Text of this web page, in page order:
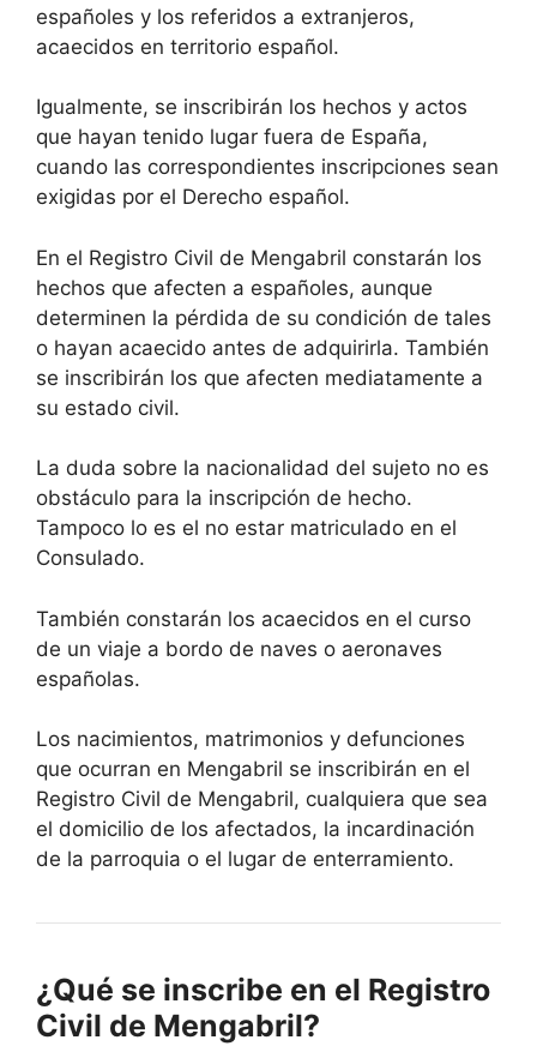
españoles y los referidos a extranjeros,
acaecidos en territorio español.
Igualmente, se inscribirán los hechos y actos
que hayan tenido lugar fuera de España,
cuando las correspondientes inscripciones sean
exigidas por el Derecho español.
En el Registro Civil de Mengabril constarán los
hechos que afecten a españoles, aunque
determinen la pérdida de su condición de tales
o hayan acaecido antes de adquirirla. También
se inscribirán los que afecten mediatamente a
su estado civil.
La duda sobre la nacionalidad del sujeto no es
obstáculo para la inscripción de hecho.
Tampoco lo es el no estar matriculado en el
Consulado.
También constarán los acaecidos en el curso
de un viaje a bordo de naves o aeronaves
españolas.
Los nacimientos, matrimonios y defunciones
que ocurran en Mengabril se inscribirán en el
Registro Civil de Mengabril, cualquiera que sea
el domicilio de los afectados, la incardinación
de la parroquia o el lugar de enterramiento.
¿Qué se inscribe en el Registro
Civil de Mengabril?